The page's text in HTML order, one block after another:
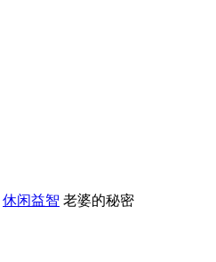
休闲益智 老婆的秘密